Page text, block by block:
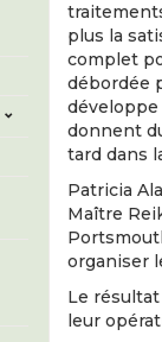
plus la
complet
débordée
développe
donnent
tard dans
Patricia
Maître
organiser
Le
leur